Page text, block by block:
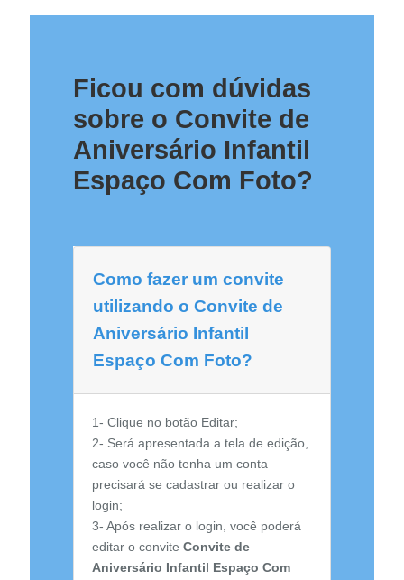
Ficou com dúvidas
sobre o Convite de
Aniversário Infantil
Espaço Com Foto?
Como fazer um convite
utilizando o Convite de
Aniversário Infantil
Espaço Com Foto?
1- Clique no botão Editar;
2- Será apresentada a tela de edição,
caso você não tenha um conta
precisará se cadastrar ou realizar o
login;
3- Após realizar o login, você poderá
editar o convite Convite de
Aniversário Infantil Espaço Com